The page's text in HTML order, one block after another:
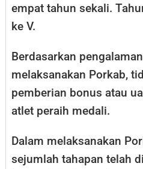
empat tahun sekali.
ke V.
Berdasarkan
melaksanakan Porkab,
pemberian bonus atau
atlet peraih medali.
Dalam melaksanakan
sejumlah tahapan telah